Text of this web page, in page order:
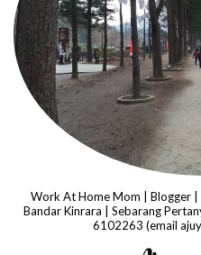
Work At Home Mom | Blogger |
Bandar Kinrara | Sebarang
6102263 (email